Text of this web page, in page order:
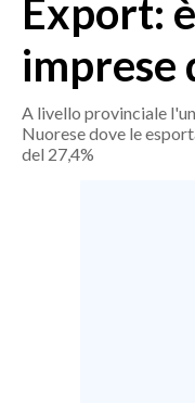
MEDIO CAMPIDANO
ORISTANO E PROVINCIA
SASSARI E PROVINCIA
GALLURA
NUORO E PROVINCIA
Export:
imprese
A livello provinciale
Nuorese dove le
del 27,4%